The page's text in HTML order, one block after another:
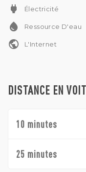
power Électricité
water_drop Ressource D'eau
public L'Internet
DISTANCE EN
10 minutes
25 minutes